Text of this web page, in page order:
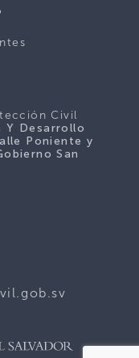
Civil
Y Desarrollo
Poniente y
San